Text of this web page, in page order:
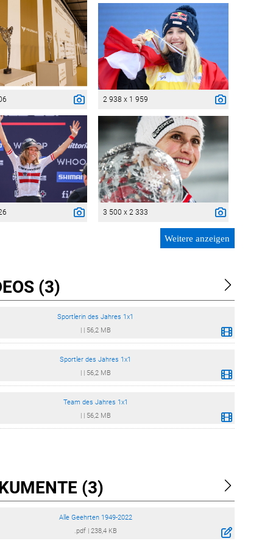
2 938 x 1 959
3 500 x 2 333
Weitere anzeigen
(3)
Sportlerin des Jahres 1x1
56,2 MB
Sportler des Jahres 1x1
56,2 MB
Team des Jahres 1x1
56,2 MB
(3)
Alle Geehrten 1949-2022
.pdf| 238,4 KB